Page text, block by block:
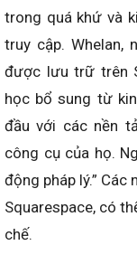
trong quá khứ và
truy cập. Whelan,
được lưu trữ trên
học bổ sung từ
đầu với các nền
công cụ của họ.
động pháp lý.”
Squarespace, có
chế.